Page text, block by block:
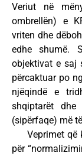
Veriut në
ombrellën) e
vriten dhe
edhe shumë.
objektivat e saj
përcaktuar po
njëqindë e
shqiptarët dhe
(sipërfaqe) më
Veprimet që
për